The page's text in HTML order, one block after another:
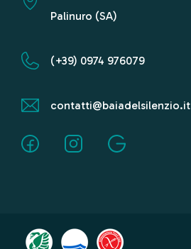
Palinuro (SA)
(+39) 0974 976079
contatti@baiadelsilenzio.it